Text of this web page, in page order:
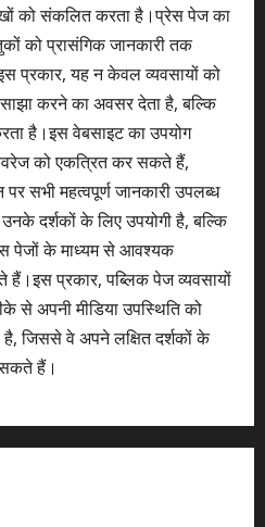
को संकलित करता है।प्रेस पेज का
को प्रासंगिक जानकारी तक
प्रकार, यह न केवल व्यवसायों को
करने का अवसर देता है, बल्कि
है।इस वेबसाइट का उपयोग
को एकत्रित कर सकते हैं,
सभी महत्वपूर्ण जानकारी उपलब्ध
दर्शकों के लिए उपयोगी है, बल्कि
पेजों के माध्यम से आवश्यक
प्रकार, पब्लिक पेज व्यवसायों
से अपनी मीडिया उपस्थिति को
जिससे वे अपने लक्षित दर्शकों के
हैं।